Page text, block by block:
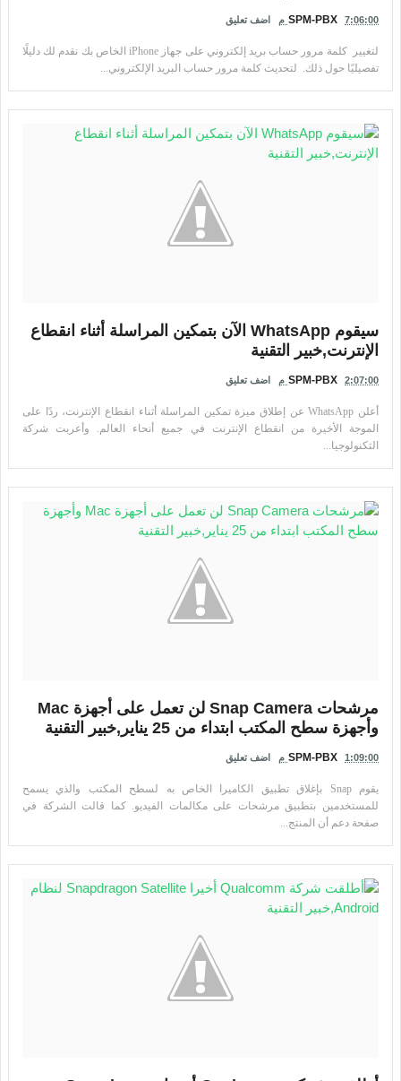
SPM-PBX 7:06:00 م اضف تعليق
لتغيير كلمة مرور حساب بريد إلكتروني على جهاز iPhone الخاص بك نقدم لك دليلًا
تفصيليًا حول ذلك. لتحديث كلمة مرور حساب البريد الإلكتروني...
سيقوم WhatsApp الآن بتمكين المراسلة أثناء انقطاع
الإنترنت,خبير التقنية
SPM-PBX 2:07:00 م اضف تعليق
أعلن WhatsApp عن إطلاق ميزة تمكين المراسلة أثناء انقطاع الإنترنت، ردًا على
الموجة الأخيرة من انقطاع الإنترنت في جميع أنحاء العالم. وأعربت شركة
التكنولوجيا...
مرشحات Snap Camera لن تعمل على أجهزة Mac
وأجهزة سطح المكتب ابتداء من 25 يناير,خبير التقنية
SPM-PBX 1:09:00 م اضف تعليق
يقوم Snap بإغلاق تطبيق الكاميرا الخاص به لسطح المكتب والذي يسمح
للمستخدمين بتطبيق مرشحات على مكالمات الفيديو. كما قالت الشركة في
صفحة دعم أن المنتج...